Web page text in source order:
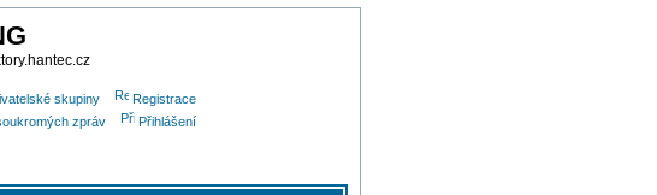
skupiny
Registrace
zpráv Přihlášení